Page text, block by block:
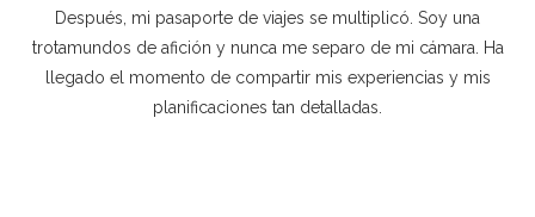
Después, mi pasaporte de viajes se multiplicó. Soy una
trotamundos de afición y nunca me separo de mi cámara. Ha
llegado el momento de compartir mis experiencias y mis
planificaciones tan detalladas.